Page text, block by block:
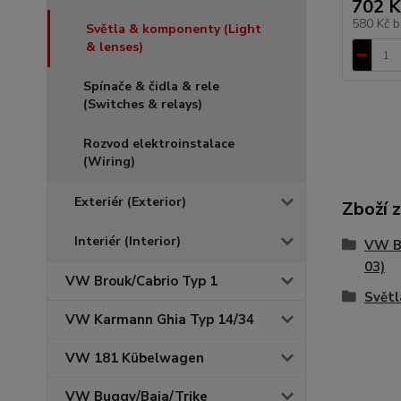
Světla & komponenty (Light
& lenses)
Spínače & čidla & rele
(Switches & relays)
Rozvod elektroinstalace
(Wiring)
Exteriér (Exterior)
Interiér (Interior)
VW Brouk/Cabrio Typ 1
VW Karmann Ghia Typ 14/34
VW 181 Kübelwagen
VW Buggy/Baja/Trike
702
580 Kč
Zboží
VW
03)